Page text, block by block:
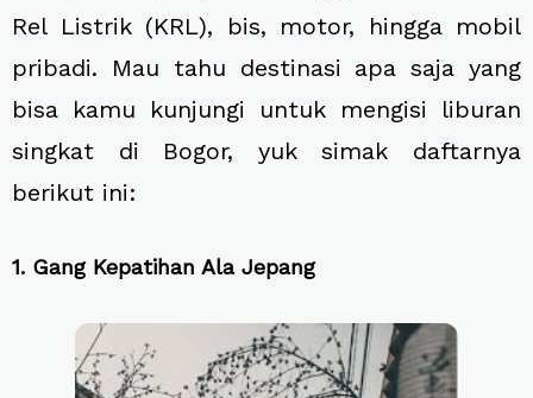
Rel Listrik (KRL), bis, motor, hingga mobil
pribadi. Mau tahu destinasi apa saja yang
bisa kamu kunjungi untuk mengisi liburan
singkat di Bogor, yuk simak daftarnya
berikut ini:
1. Gang Kepatihan Ala Jepang